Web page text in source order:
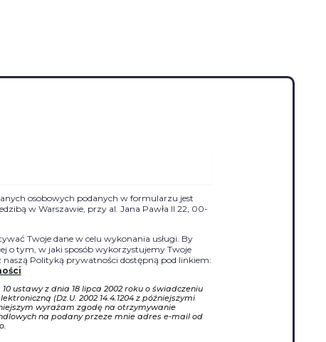
osobowych podanych w formularzu jest
w Warszawie, przy al. Jana Pawła II 22, 00-
Twoje dane w celu wykonania usługi. By
o tym, w jaki sposób wykorzystujemy Twoje
naszą Polityką prywatności dostępną pod linkiem:
ustawy z dnia 18 lipca 2002 roku o świadczeniu
(Dz.U. 2002 14.4.1204 z późniejszymi
wyrażam zgodę na otrzymywanie
na podany przeze mnie adres e-mail od